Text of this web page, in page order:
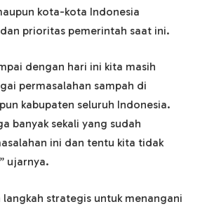
kota-kota Indonesia
prioritas pemerintah saat ini.
dengan hari ini kita masih
permasalahan sampah di
kabupaten seluruh Indonesia.
banyak sekali yang sudah
ini dan tentu kita tidak
ujarnya.
strategis untuk menangani